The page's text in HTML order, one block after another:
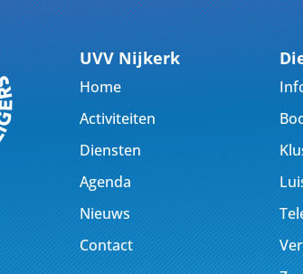
UVV Nijkerk
Home
Activiteiten
Diensten
Agenda
Nieuws
Contact